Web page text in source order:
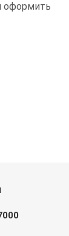
оформить